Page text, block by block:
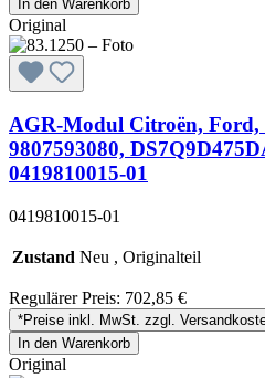
In den Warenkorb
Original
AGR-Modul Citroën, Ford,
9807593080,
0419810015-01
0419810015-01
Zustand Neu , Originalteil
Regulärer Preis: 702,85 €
*Preise inkl. MwSt. zzgl.
In den Warenkorb
Original